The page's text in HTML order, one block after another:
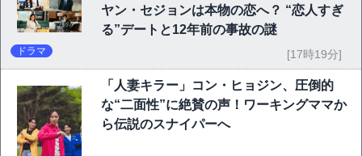
ヤン・セジョンは本物の恋へ？ “恋人すぎ
る”デートと12年前の事故の謎
ドラマ [17時19分]
「人妻キラー」コン・ヒョジン、圧倒的
な“二面性”に絶賛の声！ワーキングママか
ら伝説のスナイパーへ